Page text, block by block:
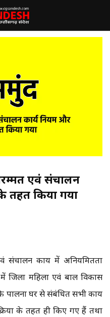
एवं संचालन
तहत किया गया
संचालन कार्य में अनियमितता
जिला महिला एवं बाल विकास
पालना घर से संबंधित सभी कार्य
के तहत ही किए गए हैं तथा